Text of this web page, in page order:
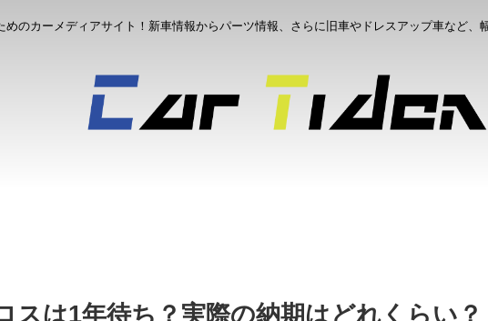
めのカーメディアサイト！新車情報からパーツ情報、さらに旧車やドレスアップ車など、
スは1年待ち？実際の納期はどれくらい